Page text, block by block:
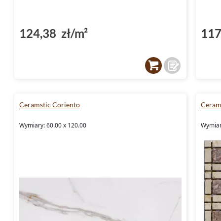
124,38 zł/m²
Ceramstic Coriento
Wymiary: 60.00 x 120.00